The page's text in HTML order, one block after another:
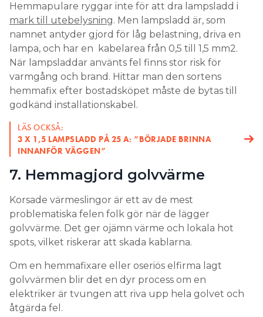
Hemmapulare ryggar inte för att dra lampsladd i
mark till utebelysning. Men lampsladd är, som
namnet antyder gjord för låg belastning, driva en
lampa, och har en kabelarea från 0,5 till 1,5 mm2.
När lampsladdar använts fel finns stor risk för
varmgång och brand. Hittar man den sortens
hemmafix efter bostadsköpet måste de bytas till
godkänd installationskabel.
LÄS OCKSÅ:
3 X 1,5 LAMPSLADD PÅ 25 A: ”BÖRJADE BRINNA
INNANFÖR VÄGGEN”
7. Hemmagjord golvvärme
Korsade värmeslingor är ett av de mest
problematiska felen folk gör när de lägger
golvvärme. Det ger ojämn värme och lokala hot
spots, vilket riskerar att skada kablarna.
Om en hemmafixare eller oseriös elfirma lagt
golvvärmen blir det en dyr process om en
elektriker är tvungen att riva upp hela golvet och
åtgärda fel.